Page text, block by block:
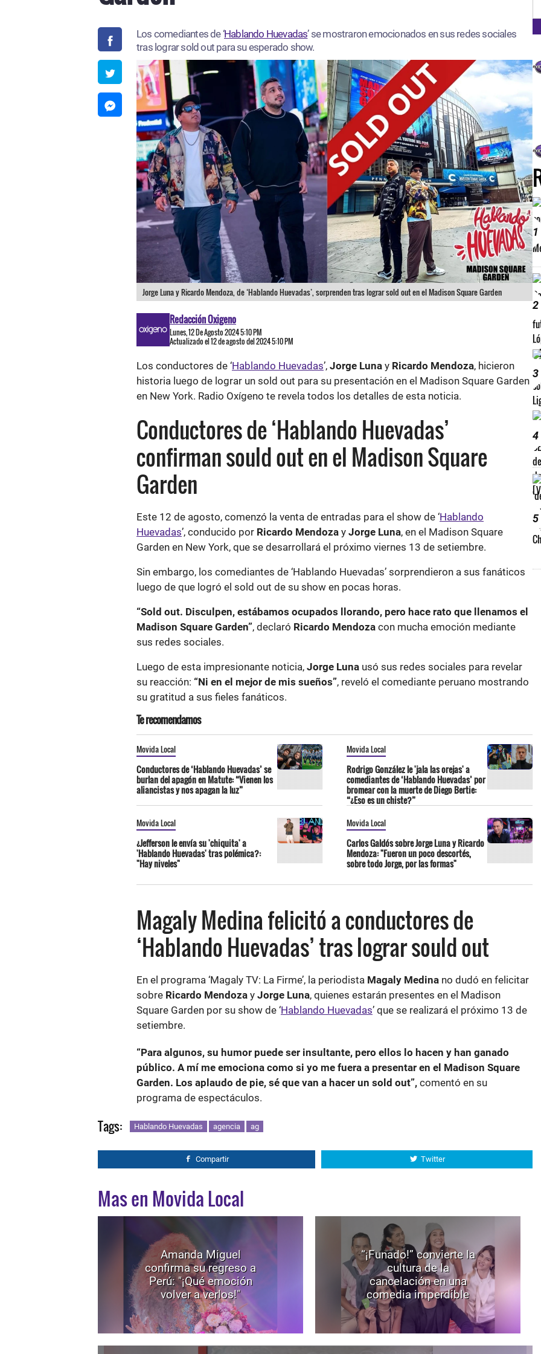
Los comediantes de ‘Hablando Huevadas’ se mostraron emocionados en sus redes sociales
tras lograr sold out para su esperado show.
Jorge Luna y Ricardo Mendoza, de ‘Hablando Huevadas’, sorprenden tras lograr sold out en el Madison Square Garden
Redacción Oxigeno
Lunes, 12 De Agosto 2024 5:10 PM
Actualizado el 12 de agosto del 2024 5:10 PM
Los conductores de ‘Hablando Huevadas’, Jorge Luna y Ricardo Mendoza, hicieron
historia luego de lograr un sold out para su presentación en el Madison Square Garden
en New York. Radio Oxígeno te revela todos los detalles de esta noticia.
Conductores de ‘Hablando Huevadas’
confirman sould out en el Madison Square
Garden
Este 12 de agosto, comenzó la venta de entradas para el show de ‘Hablando
Huevadas’, conducido por Ricardo Mendoza y Jorge Luna, en el Madison Square
Garden en New York, que se desarrollará el próximo viernes 13 de setiembre.
Sin embargo, los comediantes de ‘Hablando Huevadas’ sorprendieron a sus fanáticos
luego de que logró el sold out de su show en pocas horas.
“Sold out. Disculpen, estábamos ocupados llorando, pero hace rato que llenamos el
Madison Square Garden”, declaró Ricardo Mendoza con mucha emoción mediante
sus redes sociales.
Luego de esta impresionante noticia, Jorge Luna usó sus redes sociales para revelar
su reacción: “Ni en el mejor de mis sueños”, reveló el comediante peruano mostrando
su gratitud a sus fieles fanáticos.
Te recomendamos
Movida Local
Conductores de ‘Hablando Huevadas’ se
burlan del apagón en Matute: “Vienen los
aliancistas y nos apagan la luz”
Movida Local
Rodrigo González le 'jala las orejas' a
comediantes de ‘Hablando Huevadas’ por
bromear con la muerte de Diego Bertie:
“¿Eso es un chiste?”
Movida Local
¿Jefferson le envía su 'chiquita' a
'Hablando Huevadas' tras polémica?:
"Hay niveles"
Movida Local
Carlos Galdós sobre Jorge Luna y Ricardo
Mendoza: "Fueron un poco descortés,
sobre todo Jorge, por las formas"
Magaly Medina felicitó a conductores de
‘Hablando Huevadas’ tras lograr sould out
En el programa ‘Magaly TV: La Firme’, la periodista Magaly Medina no dudó en felicitar
sobre Ricardo Mendoza y Jorge Luna, quienes estarán presentes en el Madison
Square Garden por su show de ‘Hablando Huevadas’ que se realizará el próximo 13 de
setiembre.
“Para algunos, su humor puede ser insultante, pero ellos lo hacen y han ganado
público. A mí me emociona como si yo me fuera a presentar en el Madison Square
Garden. Los aplaudo de pie, sé que van a hacer un sold out”, comentó en su
programa de espectáculos.
Tags: Hablando Huevadas agencia ag
Compartir Twitter
Mas en Movida Local
Amanda Miguel
confirma su regreso a
Perú: "¡Qué emoción
volver a verlos!"
“¡Funado!” convierte la
cultura de la
cancelación en una
comedia imperdible
1
2
3
4
5